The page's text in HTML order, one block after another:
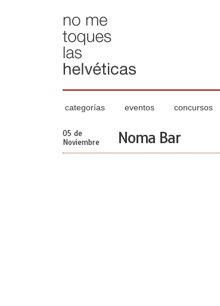
categorías eventos concursos
05 de
Noviembre
Noma Bar